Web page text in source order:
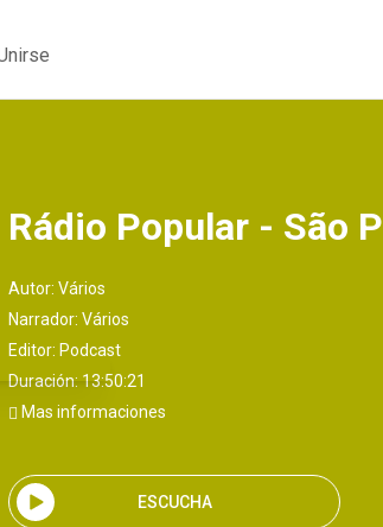
Rádio Popular - São
Autor: Vários
Narrador: Vários
Editor: Podcast
Duración: 13:50:21
Mas informaciones
ESCUCHA